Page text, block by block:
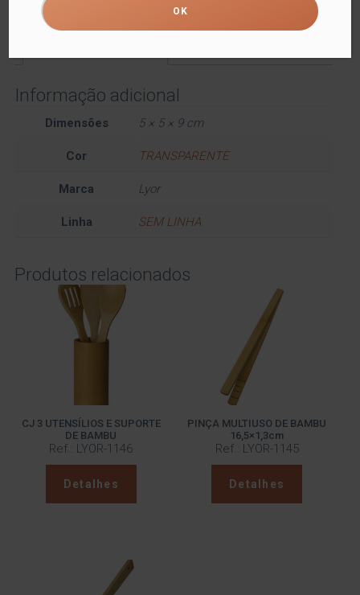
Informação adicional
Dimensões 5 × 5 × 9 cm
Cor TRANSPARENTE
Marca Lyor
Linha SEM LINHA
Produtos relacionados
CJ 3 UTENSÍLIOS E SUPORTE
DE BAMBU
Ref.: LYOR-1146
Detalhes
PINÇA MULTIUSO DE BAMBU
16,5×1,3cm
Ref.: LYOR-1145
Detalhes